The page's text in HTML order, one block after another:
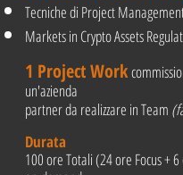
Tecniche di Project
Markets in Crypto Assets
1 Project Work
un'azienda
partner da realizzare in Team
Durata
100 ore Totali (24 ore Focus +